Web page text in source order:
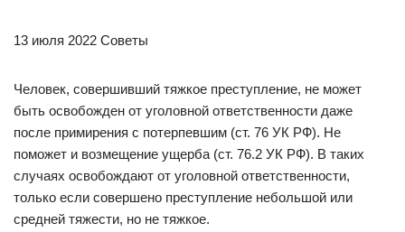
13 июля 2022 Советы
Человек, совершивший тяжкое преступление, не может
быть освобожден от уголовной ответственности даже
после примирения с потерпевшим (ст. 76 УК РФ). Не
поможет и возмещение ущерба (ст. 76.2 УК РФ). В таких
случаях освобождают от уголовной ответственности,
только если совершено преступление небольшой или
средней тяжести, но не тяжкое.